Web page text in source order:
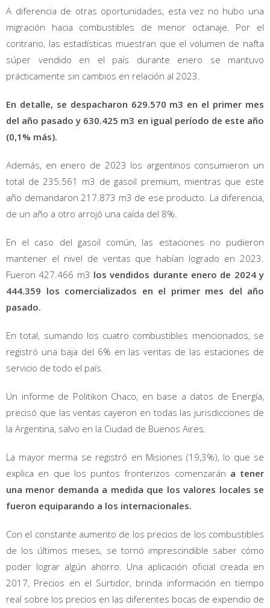
A diferencia de otras oportunidades, esta vez no hubo una
migración hacia combustibles de menor octanaje. Por el
contrario, las estadísticas muestran que el volumen de nafta
súper vendido en el país durante enero se mantuvo
prácticamente sin cambios en relación al 2023.
En detalle, se despacharon 629.570 m3 en el primer mes
del año pasado y 630.425 m3 en igual período de este año
(0,1% más).
Además, en enero de 2023 los argentinos consumieron un
total de 235.561 m3 de gasoil premium, mientras que este
año demandaron 217.873 m3 de ese producto. La diferencia,
de un año a otro arrojó una caída del 8%.
En el caso del gasoil común, las estaciones no pudieron
mantener el nivel de ventas que habían logrado en 2023.
Fueron 427.466 m3 los vendidos durante enero de 2024 y
444.359 los comercializados en el primer mes del año
pasado.
En total, sumando los cuatro combustibles mencionados, se
registró una baja del 6% en las ventas de las estaciones de
servicio de todo el país.
Un informe de Politikon Chaco, en base a datos de Energía,
precisó que las ventas cayeron en todas las jurisdicciones de
la Argentina, salvo en la Ciudad de Buenos Aires.
La mayor merma se registró en Misiones (19,3%), lo que se
explica en que los puntos fronterizos comenzarán a tener
una menor demanda a medida que los valores locales se
fueron equiparando a los internacionales.
Con el constante aumento de los precios de los combustibles
de los últimos meses, se tornó imprescindible saber cómo
poder lograr algún ahorro. Una aplicación oficial creada en
2017, Precios en el Surtidor, brinda información en tiempo
real sobre los precios en las diferentes bocas de expendio de